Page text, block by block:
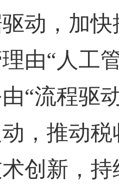
动，加
由“人工
“流程驱
，推动
创新，